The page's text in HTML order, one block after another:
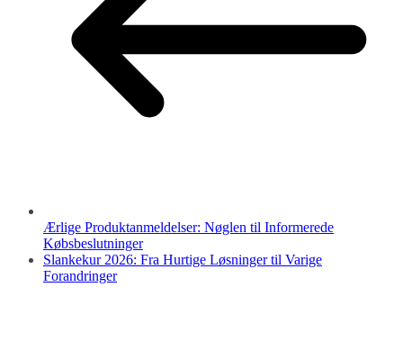
Ærlige Produktanmeldelser: Nøglen til Informerede
Købsbeslutninger
Slankekur 2026: Fra Hurtige Løsninger til Varige
Forandringer